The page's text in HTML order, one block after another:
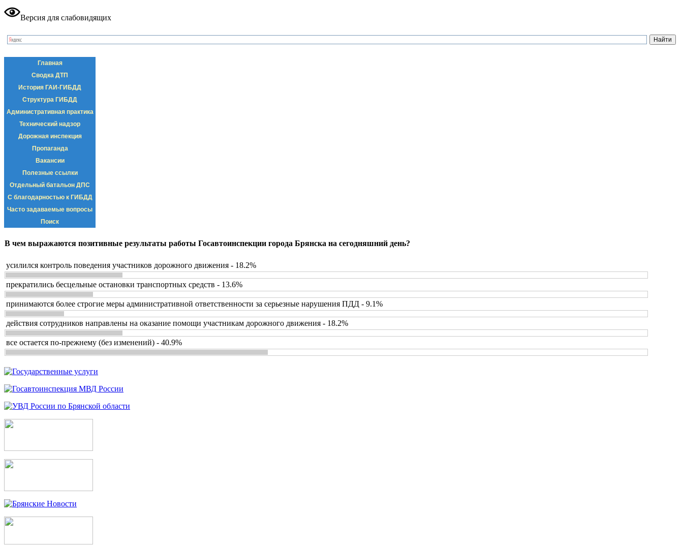
Версия для слабовидящих
Главная
Сводка ДТП
История ГАИ-ГИБДД
Структура ГИБДД
Административная практика
Технический надзор
Дорожная инспекция
Пропаганда
Вакансии
Полезные ссылки
Отдельный батальон ДПС
С благодарностью к ГИБДД
Часто задаваемые вопросы
Поиск
В чем выражаются позитивные результаты работы Госавтоинспекции города Брянска на сегодняшний день?
усилился контроль поведения участников дорожного движения - 18.2%
прекратились бесцельные остановки транспортных средств - 13.6%
принимаются более строгие меры административной ответственности за серьезные нарушения ПДД - 9.1%
действия сотрудников направлены на оказание помощи участникам дорожного движения - 18.2%
все остается по-прежнему (без изменений) - 40.9%